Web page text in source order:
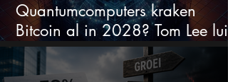
Quantumcomputers kraken
Bitcoin al in 2028? Tom Lee
de alarmbel